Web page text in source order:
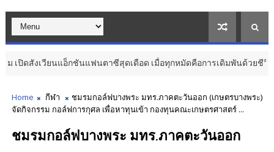
กชันแฟนตาซีสุดเดือด เมื่อทุกหมัดคือการเดิมพันด้วยชีวิต ... วัฒนธรรม
Home กีฬา
ชมรมกอล์ฟบางพระ มทร.ภาคตะวันออก (เกษตรบางพระ)
จัดกิจกรรม กอล์ฟการกุศล เพื่อหาทุนเข้า กองทุนคณะเกษตรศาสตร์ ...
ชมรมกอล์ฟบางพระ มทร.ภาคตะวันออก